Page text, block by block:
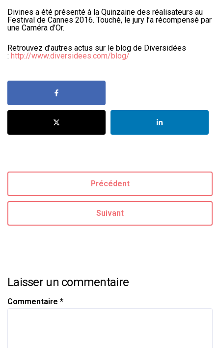
Divines a été présenté à la Quinzaine des réalisateurs au
Festival de Cannes 2016. Touché, le jury l’a récompensé par
une Caméra d’Or.
Retrouvez d’autres actus sur le blog de Diversidées
: http://www.diversidees.com/blog/
Précédent
Suivant
Laisser un commentaire
Commentaire *